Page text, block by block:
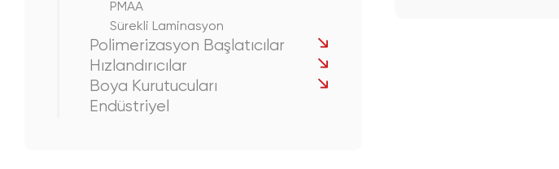
PMAA
Sürekli Laminasyon
Polimerizasyon Başlatıcılar
Hızlandırıcılar
Boya Kurutucuları
Endüstriyel